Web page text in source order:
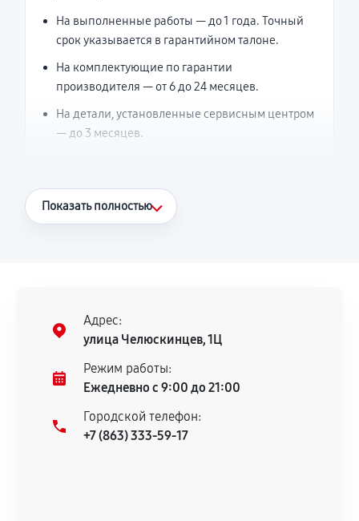
На выполненные работы — до 1 года. Точный
срок указывается в гарантийном талоне.
На комплектующие по гарантии
производителя — от 6 до 24 месяцев.
На детали, установленные сервисным центром
— до 3 месяцев.
Что считается гарантийным случаем
нормальной эксплуатации в течение
гарантийного срока.
Несоответствие комплектующей заявленным
техническим характеристикам.
Документы для подтверждения
Показать полностью
Адрес:
улица Челюскинцев, 1Ц
Режим работы:
Ежедневно с 9:00 до 21:00
Городской телефон:
+7 (863) 333-59-17